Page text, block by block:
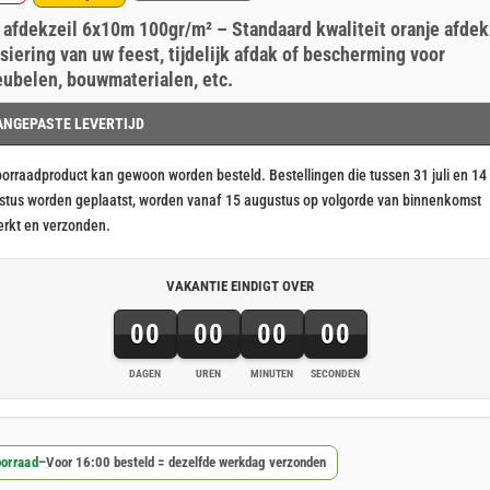
afdekzeil 6x10m 100gr/m² – Standaard kwaliteit oranje
van uw feest, tijdelijk afdak of bescherming voor
bouwmaterialen, etc.
LEVERTIJD
kan gewoon worden besteld. Bestellingen die tussen 31 juli en 14
worden geplaatst, worden vanaf 15 augustus op volgorde van binnenkomst
en verzonden.
VAKANTIE EINDIGT OVER
00
DAGEN
00
UREN
00
MINUTEN
00
SECONDEN
–Voor 16:00 besteld = dezelfde werkdag verzonden